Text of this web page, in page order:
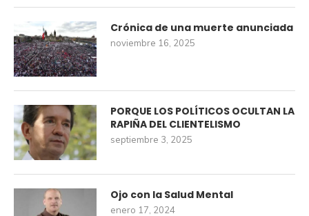
Crónica de una muerte anunciada
noviembre 16, 2025
PORQUE LOS POLÍTICOS OCULTAN LA
RAPIÑA DEL CLIENTELISMO
septiembre 3, 2025
Ojo con la Salud Mental
enero 17, 2024